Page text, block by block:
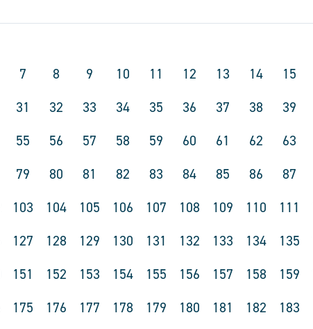
7 8 9 10 11 12 13 14 15
31 32 33 34 35 36 37 38 39
55 56 57 58 59 60 61 62 63
79 80 81 82 83 84 85 86 87
103 104 105 106 107 108 109 110 111
127 128 129 130 131 132 133 134 135
151 152 153 154 155 156 157 158 159
175 176 177 178 179 180 181 182 183